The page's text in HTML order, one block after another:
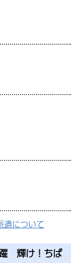
遣について
輝け！ちば